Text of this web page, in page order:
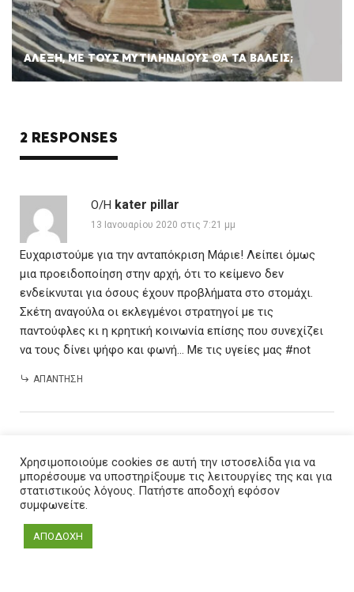
ΑΛΕΞΗ, ΜΕ ΤΟΥΣ ΜΥΤΙΛΗΝΑΙΟΥΣ ΘΑ ΤΑ ΒΑΛΕΙΣ;
2 RESPONSES
Ο/Η kater pillar
13 Ιανουαρίου 2020 στις 7:21 μμ
Ευχαριστούμε για την ανταπόκριση Μάριε! Λείπει όμως
μια προειδοποίηση στην αρχή, ότι το κείμενο δεν
ενδείκνυται για όσους έχουν προβλήματα στο στομάχι.
Σκέτη αναγούλα οι εκλεγμένοι στρατηγοί με τις
παντούφλες κι η κρητική κοινωνία επίσης που συνεχίζει
να τους δίνει ψήφο και φωνή… Με τις υγείες μας #not
ΑΠΆΝΤΗΣΗ
ενάντια στις εξορύξεις υδρογονανθράκων στο συμβούλιο
της Περιφέρειας
ΑΦΉΣΤΕ ΤΟ ΣΧΌΛΙΌ ΣΑΣ
Χρησιμοποιούμε cookies σε αυτή την ιστοσελίδα για να
μπορέσουμε να υποστηρίξουμε τις λειτουργίες της και για
στατιστικούς λόγους. Πατήστε αποδοχή εφόσον
συμφωνείτε.
ΑΠΟΔΟΧΗ